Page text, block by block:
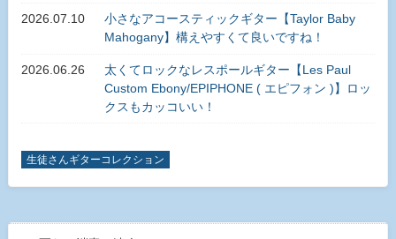
2026.07.10
小さなアコースティックギター【Taylor Baby
Mahogany】構えやすくて良いですね！
2026.06.26
太くてロックなレスポールギター【Les Paul
Custom Ebony/EPIPHONE ( エピフォン )】ロッ
クスもカッコいい！
生徒さんギターコレクション